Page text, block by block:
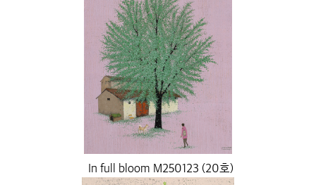
In full bloom M250123 (20호)